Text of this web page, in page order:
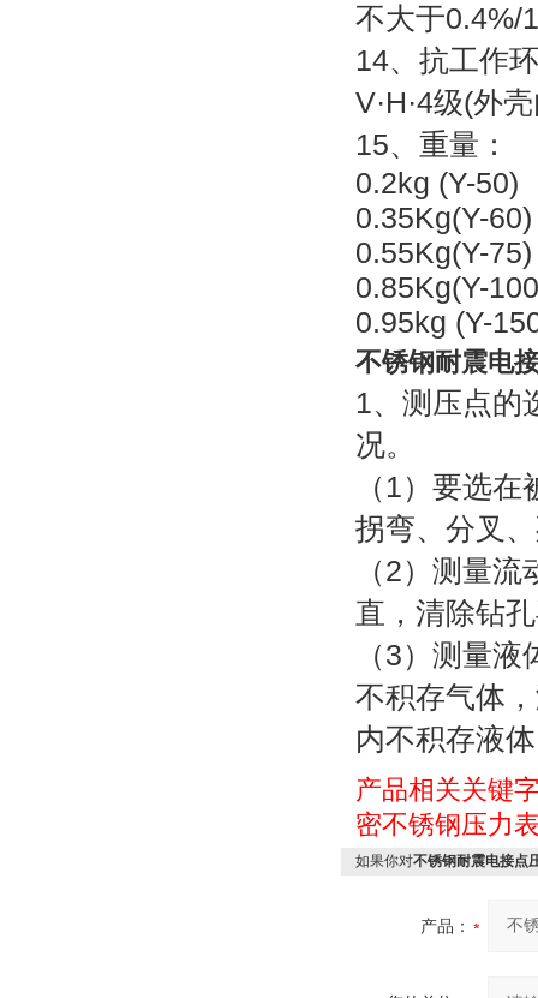
不大于
14、抗工作
V·H·4级(外
15、重量：
0.2kg (Y-50)
0.35Kg(Y-60)
0.55Kg(Y-75)
0.85Kg(Y-
0.95kg (Y-
不锈钢耐震电
1、测压点的
况。
（1）要选
拐弯、分叉
（2）测量
直，清除钻
（3）测量
不积存气体
内不积存液
产品相关关键
密不锈钢压力
如果你对不锈钢耐震电接点
产品：